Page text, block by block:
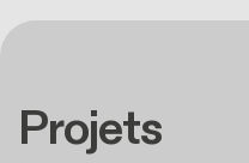
Projets